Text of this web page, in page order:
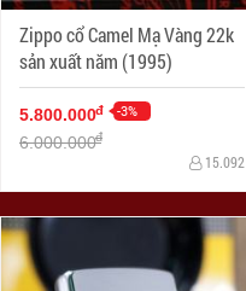
Zippo cổ Camel Mạ Vàng 22k
sản xuất năm (1995)
5.800.000đ -3%
6.000.000đ
15.092